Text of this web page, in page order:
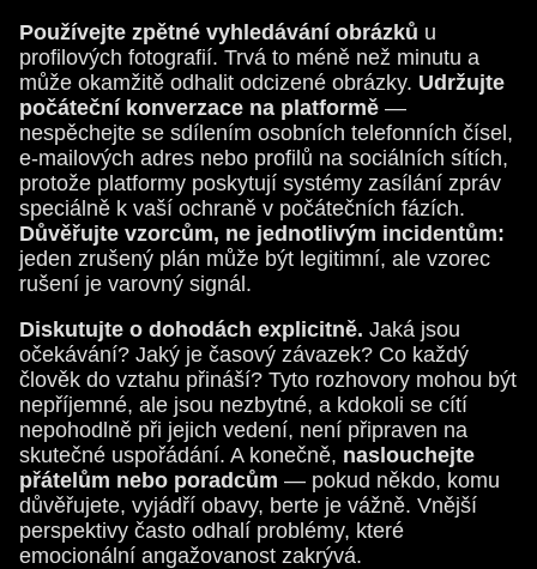
Používejte zpětné vyhledávání obrázků u
profilových fotografií. Trvá to méně než minutu a
může okamžitě odhalit odcizené obrázky. Udržujte
počáteční konverzace na platformě —
nespěchejte se sdílením osobních telefonních čísel,
e-mailových adres nebo profilů na sociálních sítích,
protože platformy poskytují systémy zasílání zpráv
speciálně k vaší ochraně v počátečních fázích.
Důvěřujte vzorcům, ne jednotlivým incidentům:
jeden zrušený plán může být legitimní, ale vzorec
rušení je varovný signál.
Diskutujte o dohodách explicitně. Jaká jsou
očekávání? Jaký je časový závazek? Co každý
člověk do vztahu přináší? Tyto rozhovory mohou být
nepříjemné, ale jsou nezbytné, a kdokoli se cítí
nepohodlně při jejich vedení, není připraven na
skutečné uspořádání. A konečně, naslouchejte
přátelům nebo poradcům — pokud někdo, komu
důvěřujete, vyjádří obavy, berte je vážně. Vnější
perspektivy často odhalí problémy, které
emocionální angažovanost zakrývá.